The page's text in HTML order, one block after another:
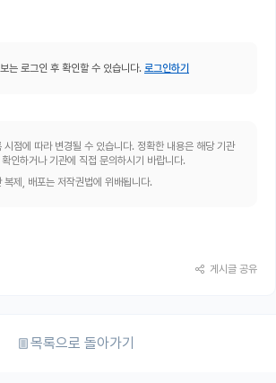
는 로그인 후 확인할 수 있습니다. 로그인하기
시점에 따라 변경될 수 있습니다. 정확한 내용은 해당 기관
인하거나 기관에 직접 문의하시기 바랍니다.
복제, 배포는 저작권법에 위배됩니다.
게시글 공유
목록으로 돌아가기